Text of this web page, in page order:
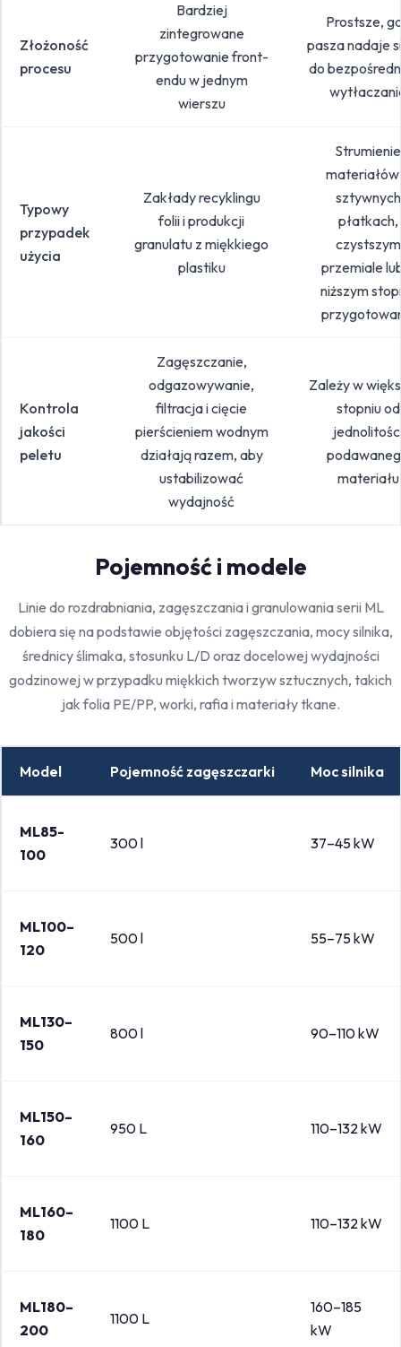
Złożoność
procesu
Bardziej
zintegrowane
przygotowanie front-
endu w jednym
wierszu
Prostsze,
pasza nadaje
do
Typowy
przypadek
użycia
Zakłady recyklingu
folii i produkcji
granulatu z miękkiego
plastiku
Strumienie
sztywnych
płatkach,
czystszym
przemiale
niższym
Kontrola
jakości
peletu
Zagęszczanie,
odgazowywanie,
filtracja i cięcie
pierścieniem wodnym
działają razem, aby
ustabilizować
wydajność
Zależy w
stopniu od
materiału
Pojemność i modele
Linie do rozdrabniania, zagęszczania i granulowania serii ML
dobiera się na podstawie objętości zagęszczania, mocy silnika,
średnicy ślimaka, stosunku L/D oraz docelowej wydajności
godzinowej w przypadku miękkich tworzyw sztucznych, takich
jak folia PE/PP, worki, rafia i materiały tkane.
Model Pojemność zagęszczarki Moc silnika
ML85-
100
300 l 37–45 kW
ML100–
120
500 l 55–75 kW
ML130–
150
800 l 90–110 kW
ML150–
160
950 L 110–132 kW
ML160–
180
1100 L 110–132 kW
ML180–
200
1100 L
160–185
kW